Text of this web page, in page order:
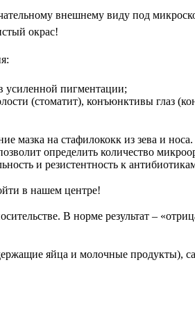
внешнему виду под
окрас!
усиленной пигментации;
(стоматит), конъюнктивы глаз
мазка на стафилококк из зева и носа.
определить количество
и резистентность к
в нашем центре!
В норме результат –
яйца и молочные продукты),